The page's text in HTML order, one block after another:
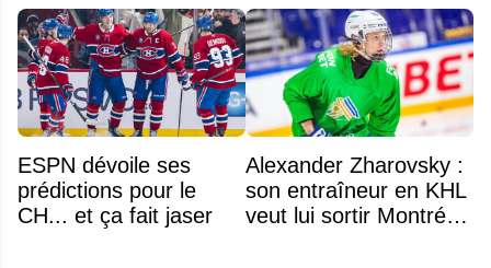
ESPN dévoile ses
prédictions pour le
CH... et ça fait jaser
Alexander Zharovsky :
son entraîneur en KHL
veut lui sortir Montréal